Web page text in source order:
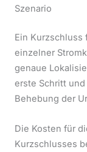
Szenario
Ein
einzelner
genaue
erste Schritt
Behebung der
Die Kosten für
Kurzschlusses